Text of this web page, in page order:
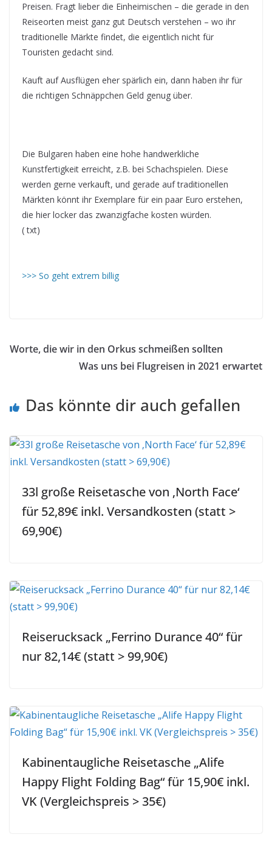
Preisen. Fragt lieber die Einheimischen – die gerade in den
Reiseorten meist ganz gut Deutsch verstehen – wo ihr
traditionelle Märkte findet, die eigentlich nicht für
Touristen gedacht sind.
Kauft auf Ausflügen eher spärlich ein, dann haben ihr für
die richtigen Schnäppchen Geld genug über.
Die Bulgaren haben eine hohe handwerkliche
Kunstfertigkeit erreicht, z.B. bei Schachspielen. Diese
werden gerne verkauft, und gerade auf traditionellen
Märkten könnt ihr Exemplare für ein paar Euro erstehen,
die hier locker das zwanzigfache kosten würden.
( txt)
>>> So geht extrem billig
Worte, die wir in den Orkus schmeißen sollten
Was uns bei Flugreisen in 2021 erwartet
Das könnte dir auch gefallen
33l große Reisetasche von ‚North Face‘
für 52,89€ inkl. Versandkosten (statt >
69,90€)
Reiserucksack „Ferrino Durance 40“ für
nur 82,14€ (statt > 99,90€)
Kabinentaugliche Reisetasche „Alife
Happy Flight Folding Bag“ für 15,90€ inkl.
VK (Vergleichspreis > 35€)